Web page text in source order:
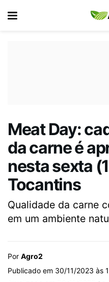
Meat Day:
da carne é
nesta sexta
Tocantins
Qualidade da carne
em um ambiente
Por Agro2
Publicado em 30/11/2023 às